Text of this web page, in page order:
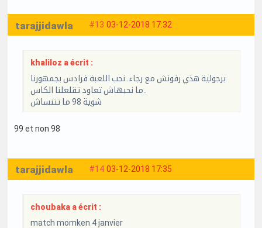
#13 03-12-2018 17:32
tarajjidawla
khaliloz a écrit :
برجولية هذي رفونش مع رجاء..نحب اللعبة فرادس بجمهورنا
شوية 98 ما تتنساش
99 et non 98
#14 03-12-2018 17:35
tarajjidawla
choubaka a écrit :
match momken 4 janvier